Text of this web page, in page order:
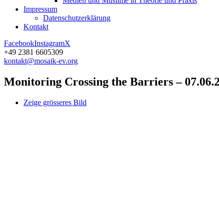
Impressum
Datenschutz­erklärung
Kontakt
FacebookInstagramX
+49 2381 6605309
kontakt@mosaik-ev.org
Monitoring Crossing the Barriers –
Zeige grösseres Bild